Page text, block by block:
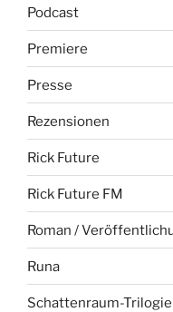
Podcast
Premiere
Presse
Rezensionen
Rick Future
Rick Future FM
Roman /
Runa
Schattenraum-Trilogie